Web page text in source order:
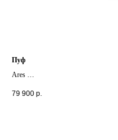
Пуф
Ares
79 900 р.